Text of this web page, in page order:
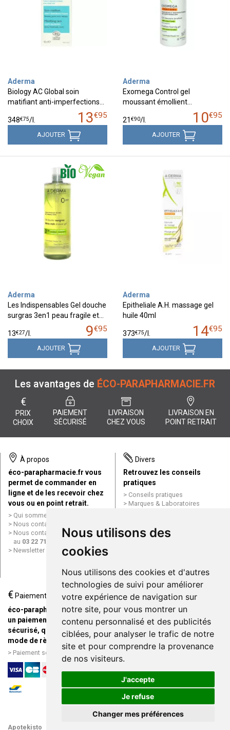
Nous utilisons des
cookies
Nous utilisons des cookies et d'autres
technologies de suivi pour améliorer
votre expérience de navigation sur
notre site, pour vous montrer un
contenu personnalisé et des publicités
ciblées, pour analyser le trafic de notre
site et pour comprendre la provenance
de nos visiteurs.
J'accepte
Je refuse
Changer mes préférences
Aderma
Biology AC Global soin
matifiant anti-imperfections…
13€95
348€75/
AJOUTER
Aderma
Exomega Control gel
moussant émollient…
10€95
21 €90/
AJOUTER
Aderma
Les Indispensables Gel douche
surgras 3en1 peau fragile et…
9€95
13€27/
AJOUTER
Aderma
Epitheliale A.H. massage gel
huile 40ml
14€95
373€75/
AJOUTER
Les avantages de ÉCO-PARAPHARMACIE.FR
€
PRIX
CHOIX
PAIEMENT
SÉCURISÉ
LIVRAISON
CHEZ VOUS
LIVRAISON EN
POINT RETRAIT
À propos
éco-parapharmacie.fr vous
permet de commander en
ligne et de les recevoir chez
vous ou en point retrait.
Qui sommes nous ?
Nous contacter par e-mail
Nous contacter par téléphone
au 03 22 71 64 10
Newsletter
Divers
Retrouvez les conseils
pratiques
Conseils pratiques
Marques & Laboratoires
Mentions légales
Données personnelles
ligne
€ Paiement
éco-parapharmacie.fr offre
un paiement entièrement
sécurisé, quel que soit le
mode de règlement
Paiement sécurisé et simple
Livraison / Point retrait
Commandez en ligne et
recevez votre commande
rapidement chez vous ou en
point retrait
Livraison chez vous ou en
Apotekisto